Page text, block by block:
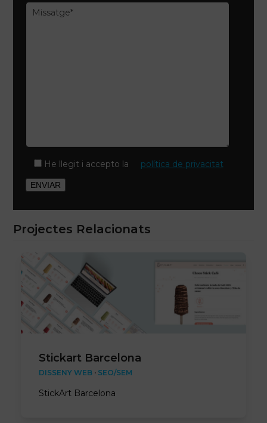
He llegit i accepto la política de privacitat
Projectes Relacionats
Stickart Barcelona
DISSENY WEB· SEO/SEM
StickArt Barcelona